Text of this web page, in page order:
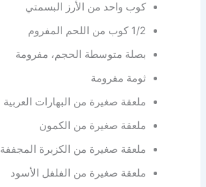
كوب واحد من الأرز البسمتي
1/2 كوب من اللحم المفروم
بصلة متوسطة الحجم، مفرومة
ثومة مفرومة
ملعقة صغيرة من البهارات العربية
ملعقة صغيرة من الكمون
ملعقة صغيرة من الكزبرة المجففة
ملعقة صغيرة من الفلفل الأسود